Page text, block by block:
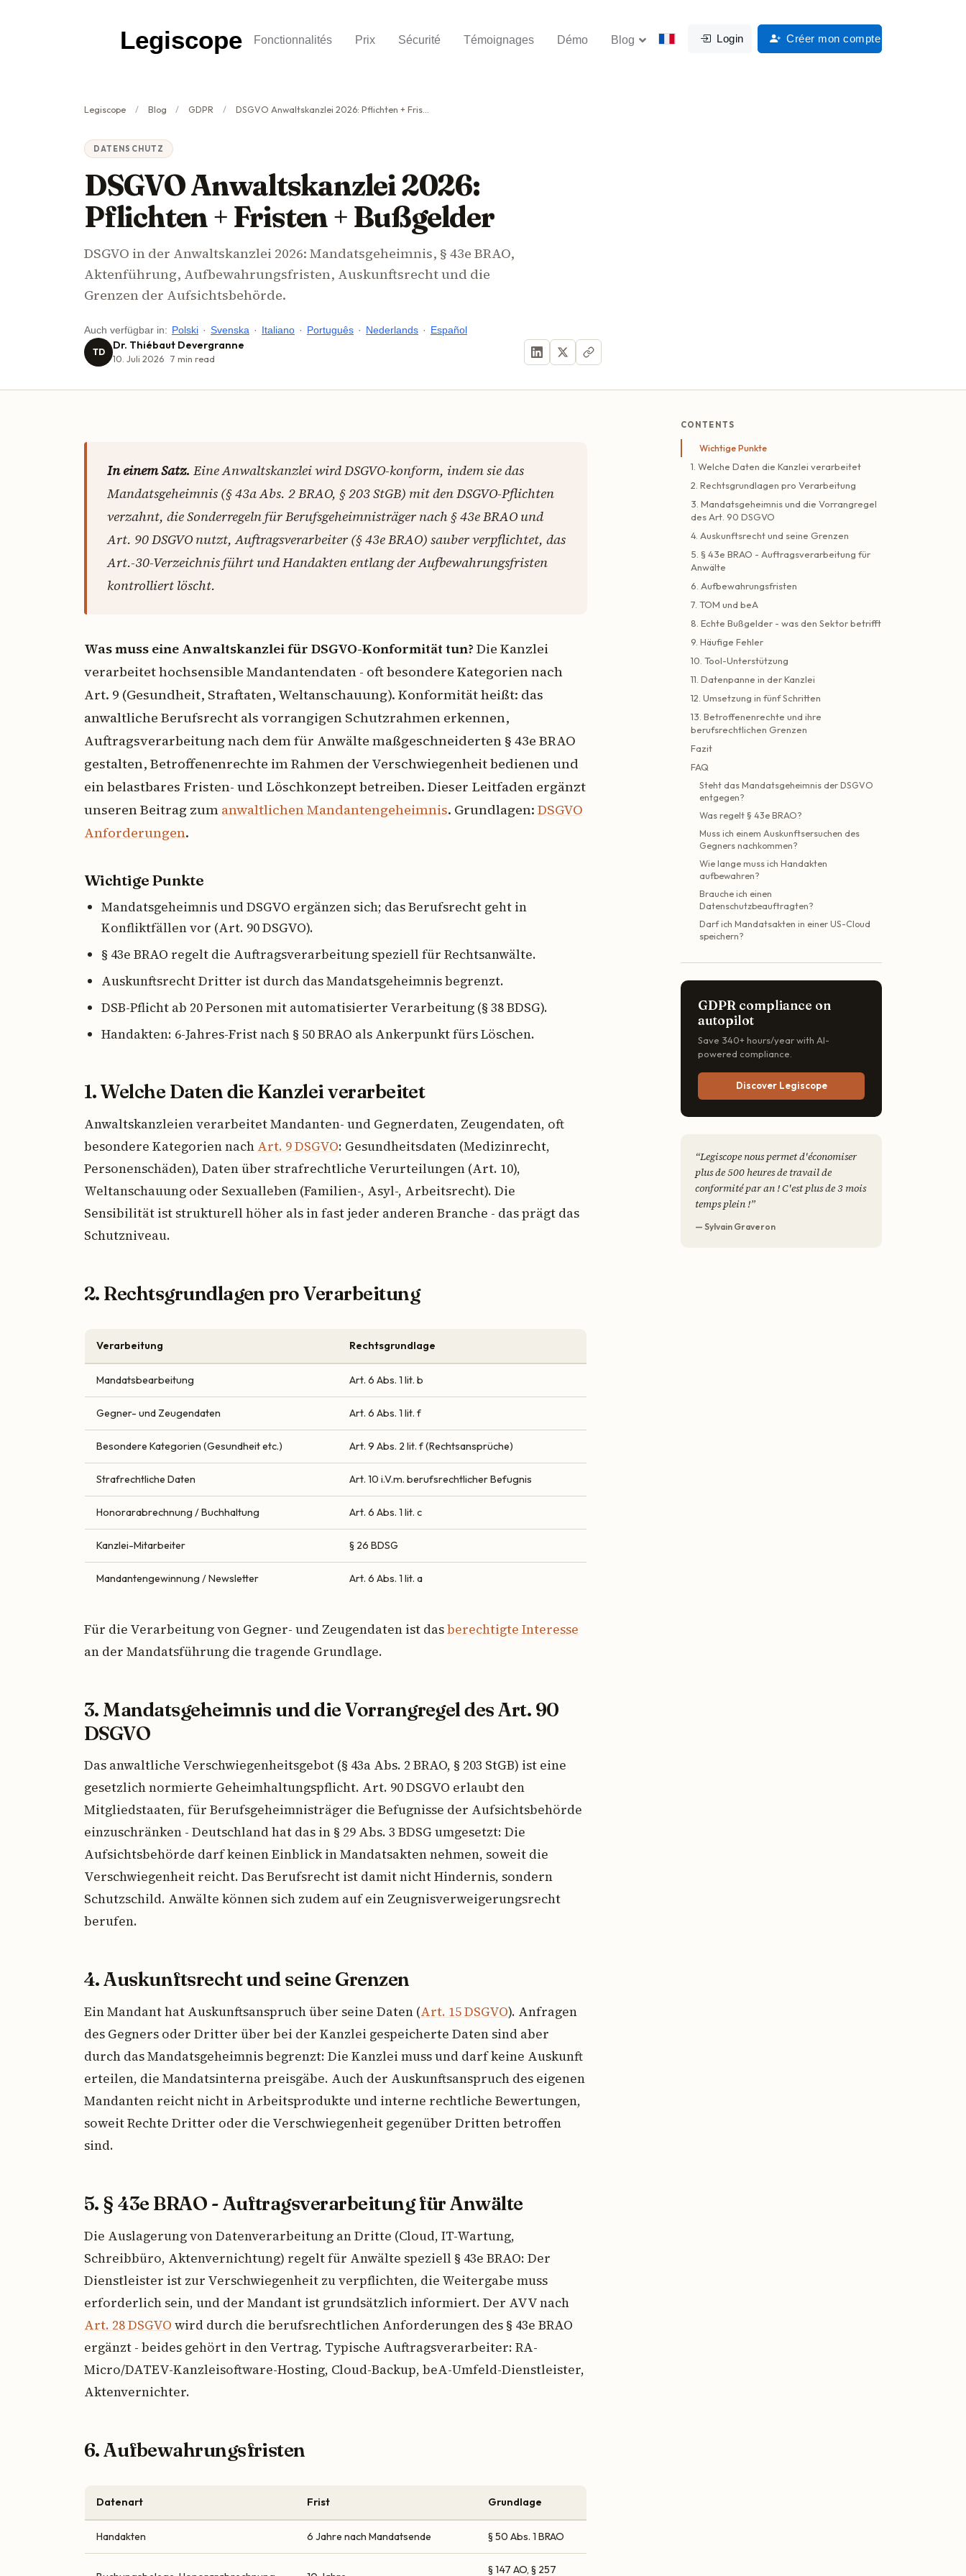
Legiscope Fonctionnalités Prix Sécurité Témoignages Démo Blog Login Créer mon compte
Legiscope Blog GDPR DSGVO Anwaltskanzlei 2026: Pflichten + Fristen + Bußgelder
DATENSCHUTZ
DSGVO Anwaltskanzlei 2026:
Pflichten + Fristen + Bußgelder
DSGVO in der Anwaltskanzlei 2026: Mandatsgeheimnis, § 43e BRAO,
Aktenführung, Aufbewahrungsfristen, Auskunftsrecht und die
Grenzen der Aufsichtsbehörde.
Auch verfügbar in: Polski · Svenska · Italiano · Português · Nederlands · Español
TD Dr. Thiébaut Devergranne
10. Juli 2026 7 min read
In einem Satz. Eine Anwaltskanzlei wird DSGVO-konform, indem sie das
Mandatsgeheimnis (§ 43a Abs. 2 BRAO, § 203 StGB) mit den DSGVO-Pflichten
verzahnt, die Sonderregeln für Berufsgeheimnisträger nach § 43e BRAO und
Art. 90 DSGVO nutzt, Auftragsverarbeiter (§ 43e BRAO) sauber verpflichtet, das
Art.-30-Verzeichnis führt und Handakten entlang der Aufbewahrungsfristen
kontrolliert löscht.
Was muss eine Anwaltskanzlei für DSGVO-Konformität tun? Die Kanzlei
verarbeitet hochsensible Mandantendaten - oft besondere Kategorien nach
Art. 9 (Gesundheit, Straftaten, Weltanschauung). Konformität heißt: das
anwaltliche Berufsrecht als vorrangigen Schutzrahmen erkennen,
Auftragsverarbeitung nach dem für Anwälte maßgeschneiderten § 43e BRAO
gestalten, Betroffenenrechte im Rahmen der Verschwiegenheit bedienen und
ein belastbares Fristen- und Löschkonzept betreiben. Dieser Leitfaden ergänzt
unseren Beitrag zum anwaltlichen Mandantengeheimnis. Grundlagen: DSGVO
Anforderungen.
Wichtige Punkte
Mandatsgeheimnis und DSGVO ergänzen sich; das Berufsrecht geht in
Konfliktfällen vor (Art. 90 DSGVO).
§ 43e BRAO regelt die Auftragsverarbeitung speziell für Rechtsanwälte.
Auskunftsrecht Dritter ist durch das Mandatsgeheimnis begrenzt.
DSB-Pflicht ab 20 Personen mit automatisierter Verarbeitung (§ 38 BDSG).
Handakten: 6-Jahres-Frist nach § 50 BRAO als Ankerpunkt fürs Löschen.
1. Welche Daten die Kanzlei verarbeitet
Anwaltskanzleien verarbeitet Mandanten- und Gegnerdaten, Zeugendaten, oft
besondere Kategorien nach Art. 9 DSGVO: Gesundheitsdaten (Medizinrecht,
Personenschäden), Daten über strafrechtliche Verurteilungen (Art. 10),
Weltanschauung oder Sexualleben (Familien-, Asyl-, Arbeitsrecht). Die
Sensibilität ist strukturell höher als in fast jeder anderen Branche - das prägt das
Schutzniveau.
2. Rechtsgrundlagen pro Verarbeitung
Verarbeitung Rechtsgrundlage
Mandatsbearbeitung Art. 6 Abs. 1 lit. b
Gegner- und Zeugendaten Art. 6 Abs. 1 lit. f
Besondere Kategorien (Gesundheit etc.) Art. 9 Abs. 2 lit. f (Rechtsansprüche)
Strafrechtliche Daten Art. 10 i.V.m. berufsrechtlicher Befugnis
Honorarabrechnung / Buchhaltung Art. 6 Abs. 1 lit. c
Kanzlei-Mitarbeiter § 26 BDSG
Mandantengewinnung / Newsletter Art. 6 Abs. 1 lit. a
Für die Verarbeitung von Gegner- und Zeugendaten ist dasberechtigte Interesse
an der Mandatsführung die tragende Grundlage.
3. Mandatsgeheimnis und die Vorrangregel des Art. 90
DSGVO
Das anwaltliche Verschwiegenheitsgebot (§ 43a Abs. 2 BRAO, § 203 StGB) ist eine
gesetzlich normierte Geheimhaltungspflicht. Art. 90 DSGVO erlaubt den
Mitgliedstaaten, für Berufsgeheimnisträger die Befugnisse der Aufsichtsbehörde
einzuschränken - Deutschland hat das in § 29 Abs. 3 BDSG umgesetzt: Die
Aufsichtsbehörde darf keinen Einblick in Mandatsakten nehmen, soweit die
Verschwiegenheit reicht. Das Berufsrecht ist damit nicht Hindernis, sondern
Schutzschild. Anwälte können sich zudem auf ein Zeugnisverweigerungsrecht
berufen.
4. Auskunftsrecht und seine Grenzen
Ein Mandant hat Auskunftsanspruch über seine Daten (Art. 15 DSGVO). Anfragen
des Gegners oder Dritter über bei der Kanzlei gespeicherte Daten sind aber
durch das Mandatsgeheimnis begrenzt: Die Kanzlei muss und darf keine Auskunft
erteilen, die Mandatsinterna preisgäbe. Auch der Auskunftsanspruch des eigenen
Mandanten reicht nicht in Arbeitsprodukte und interne rechtliche Bewertungen,
soweit Rechte Dritter oder die Verschwiegenheit gegenüber Dritten betroffen
sind.
5. § 43e BRAO - Auftragsverarbeitung für Anwälte
Die Auslagerung von Datenverarbeitung an Dritte (Cloud, IT-Wartung,
Schreibbüro, Aktenvernichtung) regelt für Anwälte speziell § 43e BRAO: Der
Dienstleister ist zur Verschwiegenheit zu verpflichten, die Weitergabe muss
erforderlich sein, und der Mandant ist grundsätzlich informiert. Der AVV nach
Art. 28 DSGVO wird durch die berufsrechtlichen Anforderungen des § 43e BRAO
ergänzt - beides gehört in den Vertrag. Typische Auftragsverarbeiter: RA-
Micro/DATEV-Kanzleisoftware-Hosting, Cloud-Backup, beA-Umfeld-Dienstleister,
Aktenvernichter.
6. Aufbewahrungsfristen
Datenart Frist Grundlage
Handakten 6 Jahre nach Mandatsende § 50 Abs. 1 BRAO
§ 147 AO, § 257
CONTENTS
Wichtige Punkte
1. Welche Daten die Kanzlei verarbeitet
2. Rechtsgrundlagen pro Verarbeitung
3. Mandatsgeheimnis und die Vorrangregel
des Art. 90 DSGVO
4. Auskunftsrecht und seine Grenzen
5. § 43e BRAO - Auftragsverarbeitung für
Anwälte
6. Aufbewahrungsfristen
7. TOM und beA
8. Echte Bußgelder - was den Sektor betrifft
9. Häufige Fehler
10. Tool-Unterstützung
11. Datenpanne in der Kanzlei
12. Umsetzung in fünf Schritten
13. Betroffenenrechte und ihre
berufsrechtlichen Grenzen
Fazit
FAQ
Steht das Mandatsgeheimnis der DSGVO
entgegen?
Was regelt § 43e BRAO?
Muss ich einem Auskunftsersuchen des
Gegners nachkommen?
Wie lange muss ich Handakten
aufbewahren?
Brauche ich einen
Datenschutzbeauftragten?
Darf ich Mandatsakten in einer US-Cloud
speichern?
GDPR compliance on
autopilot
Save 340+ hours/year with AI-
powered compliance.
Discover Legiscope
“Legiscope nous permet d'économiser
plus de 500 heures de travail de
conformité par an ! C'est plus de 3 mois
temps plein !”
— Sylvain Graveron